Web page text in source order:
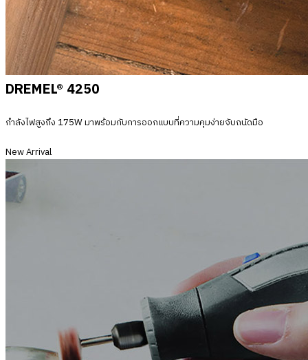
DREMEL® 4250
กำลังไฟสูงถึง 175W มาพร้อมกับการออกแบบที่ความคุมง่ายจับถนัดมือ
New Arrival